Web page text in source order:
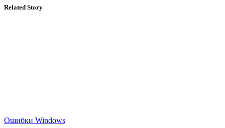
Related Story
Ошибки Windows